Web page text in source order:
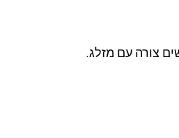
צורה עם מזלג.